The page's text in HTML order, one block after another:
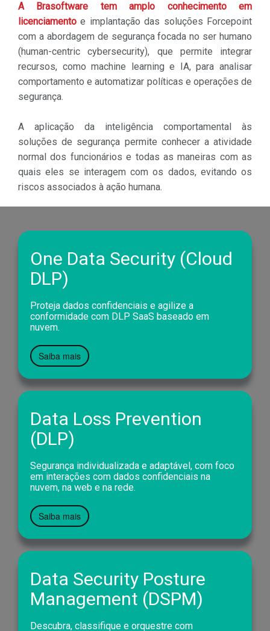
A Brasoftware tem amplo conhecimento em
licenciamento e implantação das soluções Forcepoint
com a abordagem de segurança focada no ser humano
(human-centric cybersecurity), que permite integrar
recursos, como machine learning e IA, para analisar
comportamento e automatizar políticas e operações de
segurança.
A aplicação da inteligência comportamental às
soluções de segurança permite conhecer a atividade
normal dos funcionários e todas as maneiras com as
quais eles se interagem com os dados, evitando os
riscos associados à ação humana.
One Data Security (Cloud
DLP)
Proteja dados confidenciais e agilize a
conformidade com DLP SaaS baseado em
nuvem.
Saiba mais
Data Loss Prevention
(DLP)
Segurança individualizada e adaptável, com foco
em interações com dados confidenciais na
nuvem, na web e na rede.
Saiba mais
Data Security Posture
Management (DSPM)
Descubra, classifique e orquestre com